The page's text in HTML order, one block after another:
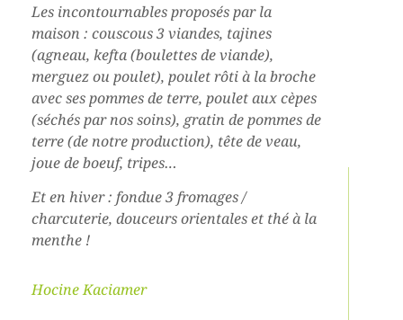
Les incontournables proposés par la
maison : couscous 3 viandes, tajines
(agneau, kefta (boulettes de viande),
merguez ou poulet), poulet rôti à la broche
avec ses pommes de terre, poulet aux cèpes
(séchés par nos soins), gratin de pommes de
terre (de notre production), tête de veau,
joue de boeuf, tripes…
Et en hiver : fondue 3 fromages /
charcuterie, douceurs orientales et thé à la
menthe !
Hocine Kaciamer